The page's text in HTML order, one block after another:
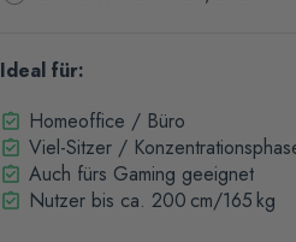
Ideal für:
Homeoffice / Büro
Viel-Sitzer /
Auch fürs Gaming geeignet
Nutzer bis ca. 200 cm/165 kg